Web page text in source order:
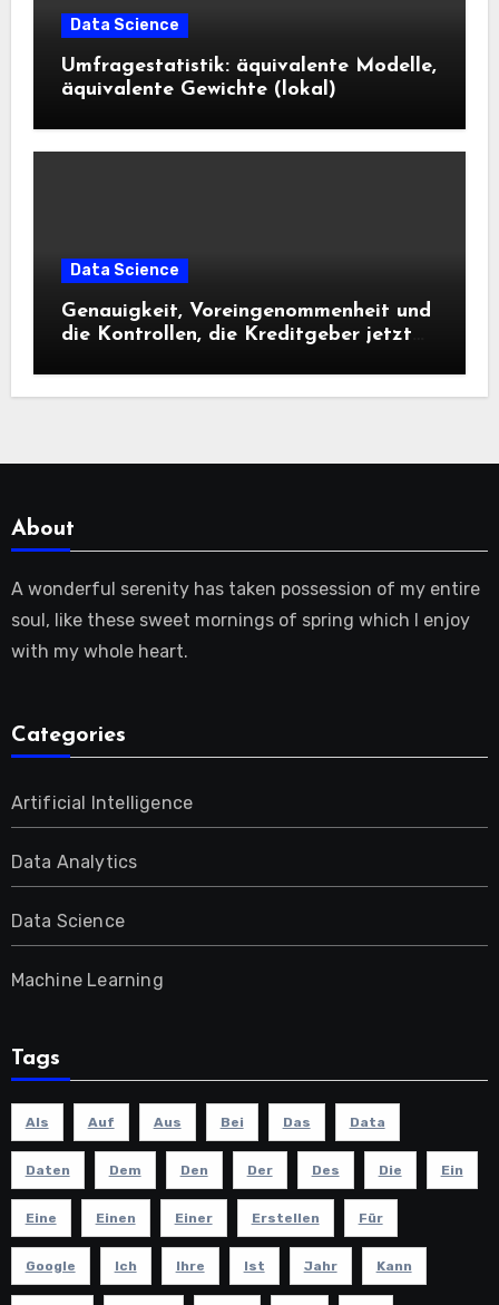
Data Science
Umfragestatistik: äquivalente Modelle,
äquivalente Gewichte (lokal)
Data Science
Genauigkeit, Voreingenommenheit und
die Kontrollen, die Kreditgeber jetzt
About
A wonderful serenity has taken possession of my entire
soul, like these sweet mornings of spring which I enjoy
with my whole heart.
Categories
Artificial Intelligence
Data Analytics
Data Science
Machine Learning
Tags
Als Auf Aus Bei Das Data
Daten Dem Den Der Des Die Ein
Eine Einen Einer Erstellen Für
Google Ich Ihre Ist Jahr Kann